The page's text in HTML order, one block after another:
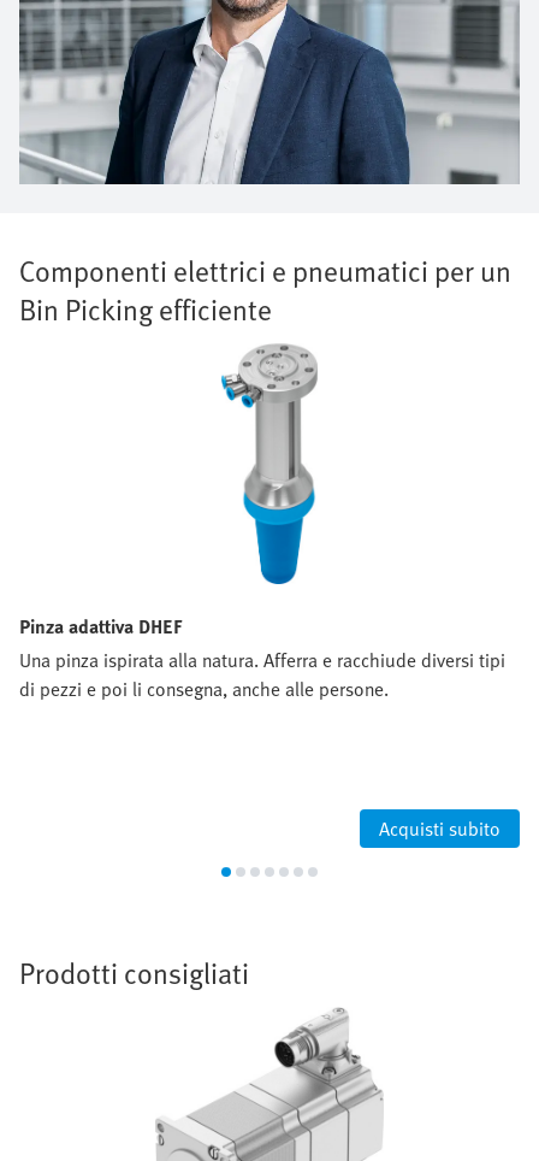
Componenti elettrici e pneumatici per un
Bin Picking efficiente
Pinza adattiva DHEF
Una pinza ispirata alla natura. Afferra e racchiude diversi tipi
di pezzi e poi li consegna, anche alle persone.
Acquisti subito
Prodotti consigliati